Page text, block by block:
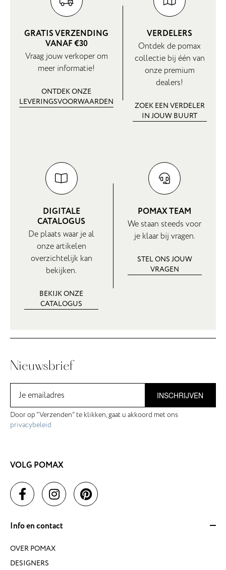
GRATIS VERZENDING
VANAF €30
Vraag jouw verkoper om
meer informatie!
ONTDEK ONZE
LEVERINGSVOORWAARDEN
VERDELERS
Ontdek de pomax
collectie bij één van
onze premium
dealers!
ZOEK EEN VERDELER
IN JOUW BUURT
DIGITALE
CATALOGUS
De plaats waar je al
onze artikelen
overzichtelijk kan
bekijken.
BEKIJK ONZE
CATALOGUS
POMAX TEAM
We staan steeds voor
je klaar bij vragen.
STEL ONS JOUW
VRAGEN
Nieuwsbrief
INSCHRIJVEN
Door op "Verzenden" te klikken, gaat u akkoord met ons
privacybeleid
VOLG POMAX
Info en contact
OVER POMAX
DESIGNERS